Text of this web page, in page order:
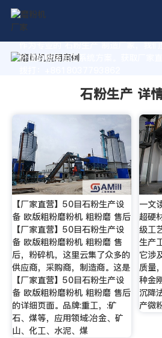
作为专业的 石粉生产 制造厂家，我
价值的粉体加工系统方案。获取厂家
石粉生产 详
【厂家直营】50目石粉生产设
备 欧版粗粉磨粉机 粗粉磨 售后
【厂家直营】50目石粉生产设
备 欧版粗粉磨粉机 粗粉磨 售
后，粉碎机，这里云集了众多的
供应商，采购商，制造商。这是
【厂家直营】50目石粉生产设
备 欧版粗粉磨粉机 粗粉磨 售后
的详细页面。品牌:重工，:矿
石、煤等，应用领域:冶金、矿
山、化工、水泥、煤
一文
超硬
级工
生产
它涉
质量
种金
沉降
产微